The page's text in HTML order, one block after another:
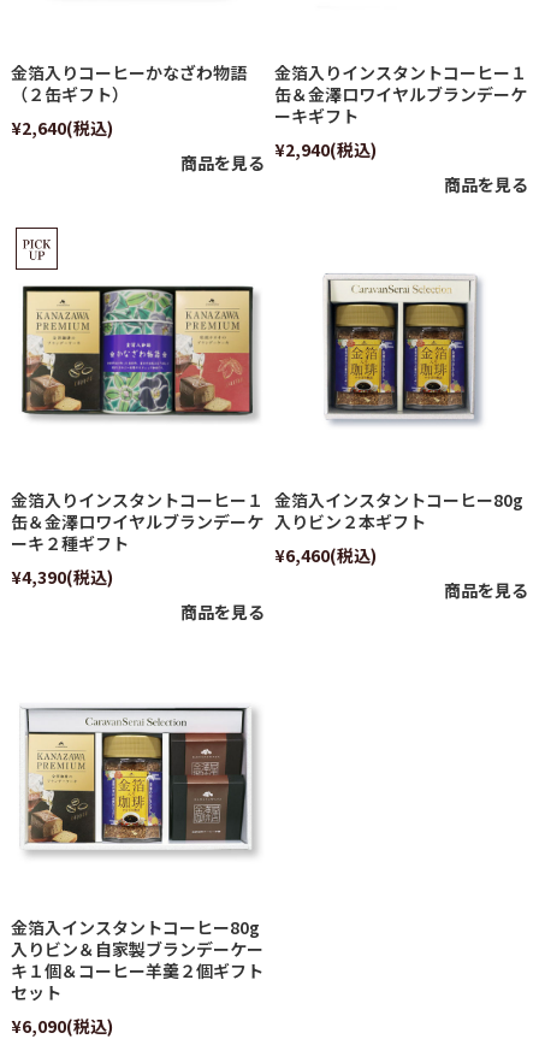
金箔入りコーヒーかなざわ物語
（２缶ギフト）
¥2,640(税込)
商品を見る
金箔入りインスタントコーヒー１
缶＆金澤ロワイヤルブランデーケ
ーキギフト
¥2,940(税込)
商品を見る
金箔入りインスタントコーヒー１
缶＆金澤ロワイヤルブランデーケ
ーキ２種ギフト
¥4,390(税込)
商品を見る
金箔入インスタントコーヒー80g
入りビン２本ギフト
¥6,460(税込)
商品を見る
金箔入インスタントコーヒー80g
入りビン＆自家製ブランデーケー
キ１個＆コーヒー羊羹２個ギフト
セット
¥6,090(税込)